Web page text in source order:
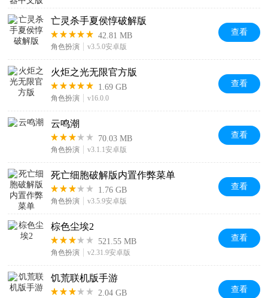
亡灵杀手夏侯惇破解版
42.81 MB
角色扮演 v3.5.0安卓版
查看
火炬之光无限官方版
1.69 GB
角色扮演 v16.0.0
查看
云鸣潮
70.03 MB
角色扮演 v3.1.1安卓版
查看
死亡细胞破解版内置作弊菜单
1.76 GB
角色扮演 v3.5.9安卓版
查看
棕色尘埃2
521.55 MB
角色扮演 v2.31.9安卓版
查看
饥荒联机版手游
2.04 GB 查看